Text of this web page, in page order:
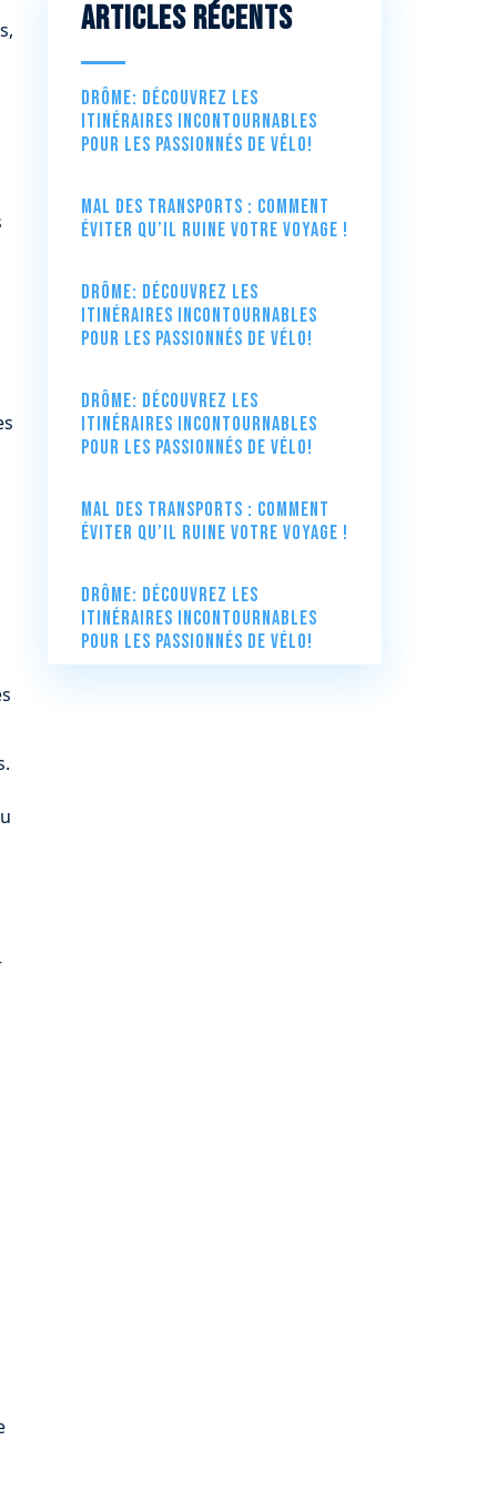
Articles récents
Drôme: Découvrez les
itinéraires incontournables
pour les passionnés de vélo!
Mal des transports : comment
éviter qu’il ruine votre voyage !
Drôme: Découvrez les
itinéraires incontournables
pour les passionnés de vélo!
Drôme: Découvrez les
itinéraires incontournables
pour les passionnés de vélo!
Mal des transports : comment
éviter qu’il ruine votre voyage !
Drôme: Découvrez les
itinéraires incontournables
pour les passionnés de vélo!